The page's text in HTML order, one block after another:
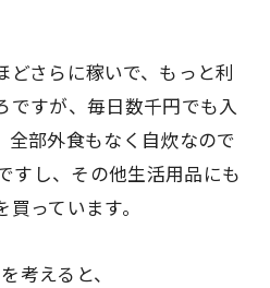
さらに稼いで、もっと利
ですが、毎日数千円でも入
全部外食もなく自炊なので
すし、その他生活用品にも
っています。
考えると、